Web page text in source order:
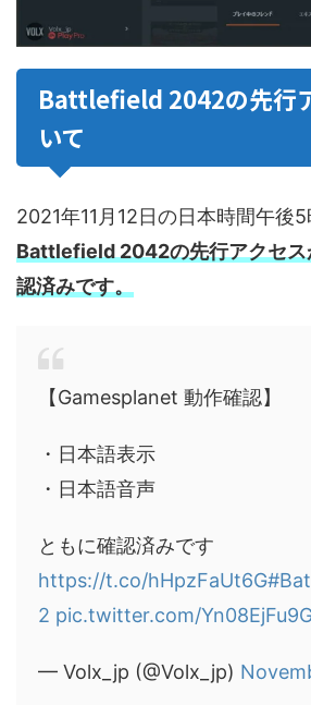
Battlefield 2042の先行
いて
2021年11月12日の日本時間午後5
Battlefield 2042の先行アクセス
認済みです。
【Gamesplanet 動作確認】
・日本語表示
・日本語音声
ともに確認済みです
https://t.co/hHpzFaUt6G
2 pic.twitter.com/
— Volx_jp (@Volx_jp)